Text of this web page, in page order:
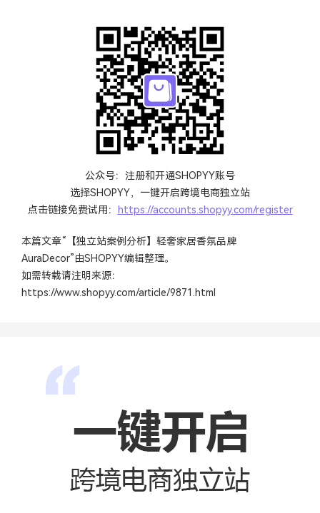
公众号：注册和开通SHOPYY账号
选择SHOPYY，一键开启跨境电商独立站
点击链接免费试用：
https://accounts.shopyy.com/register
本篇文章“【独立站案例分析】轻奢家居香氛品牌
AuraDecor”由SHOPYY编辑整理。
如需转载请注明来源：
https://www.shopyy.com/article/9871.html